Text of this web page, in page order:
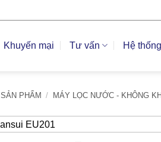
Khuyến mại Tư vấn Hệ
SẢN PHẨM / MÁY LỌC NƯỚC - KHÔNG